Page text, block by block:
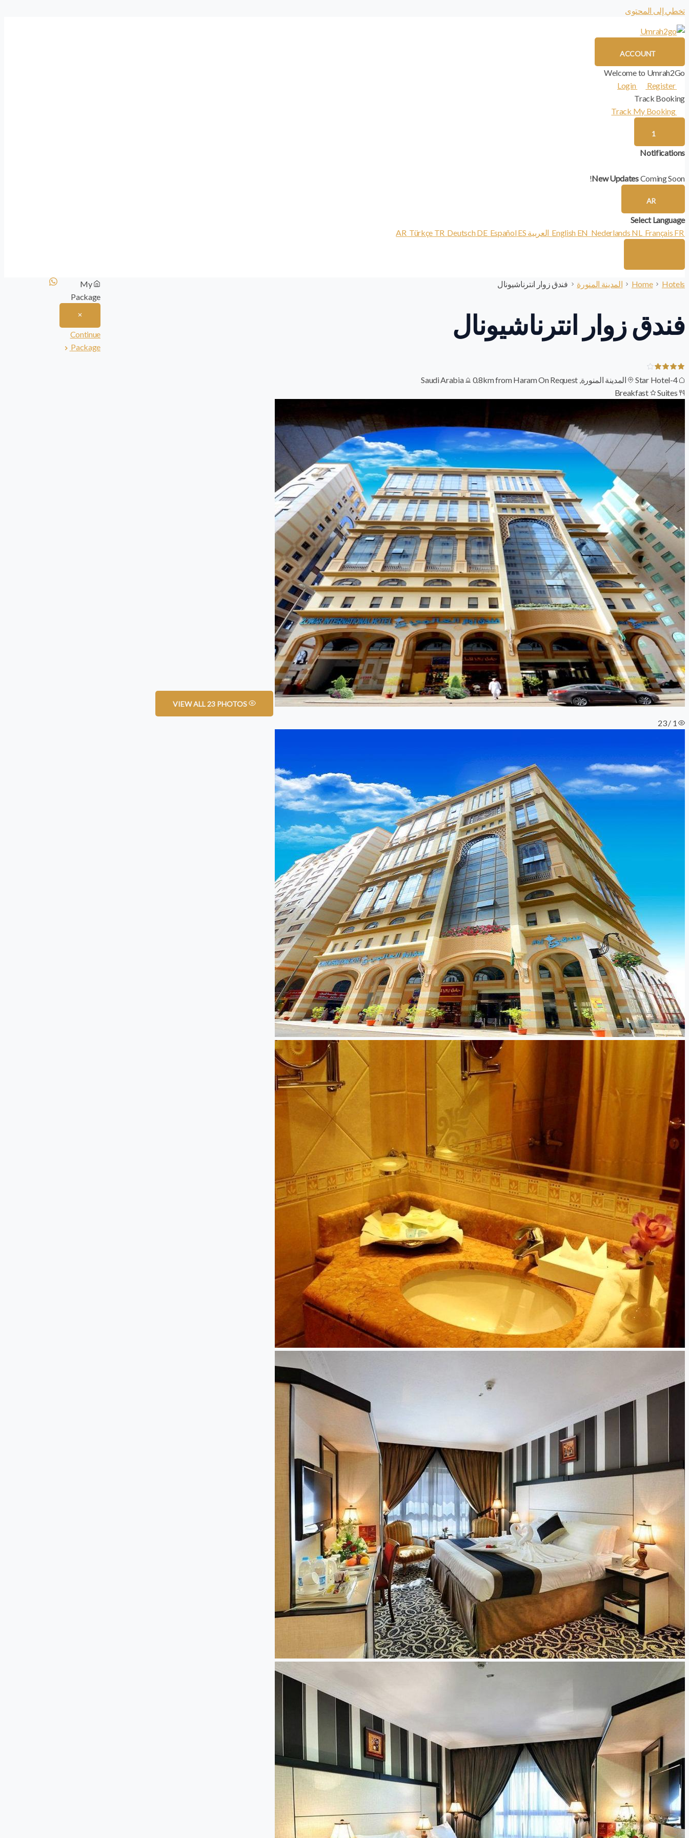
تخطي إلى المحتوى
ACCOUNT
Welcome to Umrah2Go
Login
Register
Track Booking
Track My Booking
1
Notifications
New UpdatesComing Soon!
AR
Select Language
English EN Nederlands NL Français FR العربية AR Türkçe TR DeutschDE EspañolES
Home Hotels المدينة المنورة فندق زوار انترناشيونال
فندق زوار انترناشيونال
4-Star Hotel المدينة المنورة, Saudi Arabia 0.8km from HaramOn Request
Suites
VIEW ALL 23 PHOTOS
1 / 23
My
Package
Continue
Package